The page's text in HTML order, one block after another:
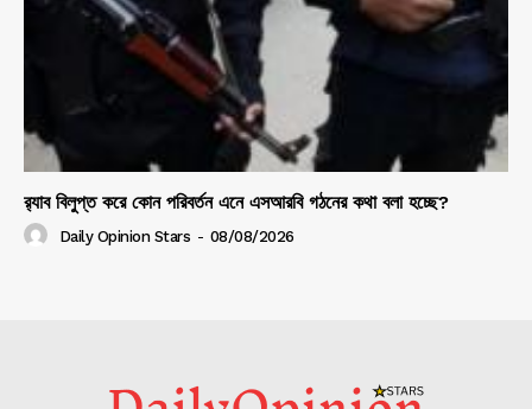
র‍্যাব বিলুপ্ত করে কোন পরিবর্তন এনে এসআরবি গঠনের কথা বলা হচ্ছে?
Daily Opinion Stars - 08/08/2026